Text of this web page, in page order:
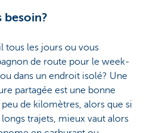
besoin?
tous les jours ou vous
de route pour le week-
dans un endroit isolé? Une
partagée est une bonne
de kilomètres, alors que si
trajets, mieux vaut alors